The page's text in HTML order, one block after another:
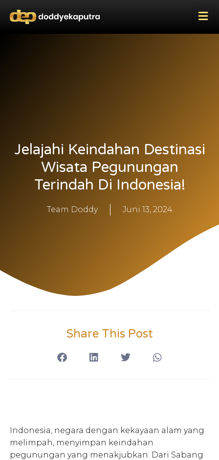
Jelajahi Keindahan Destinasi
Wisata Pegunungan
Terindah Di Indonesia!
Team Doddy Juni 13, 2024
Share This Post
Indonesia, negara dengan kekayaan alam yang
melimpah, menyimpan keindahan
pegunungan yang menakjubkan. Dari Sabang